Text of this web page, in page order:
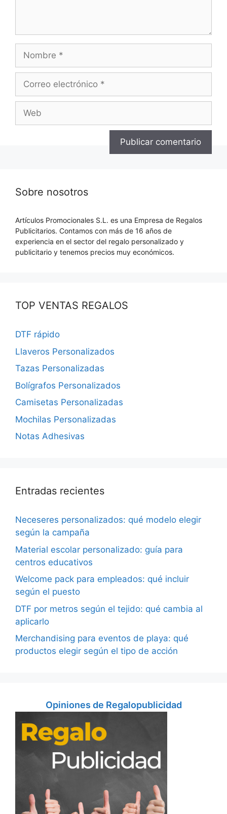
Nombre
Correo
Web
Sobre nosotros
Artículos Promocionales S.L. es una Empresa de Regalos
Publicitarios. Contamos con más de 16 años de
experiencia en el sector del regalo personalizado y
publicitario y tenemos precios muy económicos.
TOP VENTAS REGALOS
DTF rápido
Llaveros Personalizados
Tazas Personalizadas
Bolígrafos Personalizados
Camisetas Personalizadas
Mochilas Personalizadas
Notas Adhesivas
Entradas recientes
Neceseres personalizados: qué modelo elegir
según la campaña
Material escolar personalizado: guía para
centros educativos
Welcome pack para empleados: qué incluir
según el puesto
DTF por metros según el tejido: qué cambia al
aplicarlo
Merchandising para eventos de playa: qué
productos elegir según el tipo de acción
Opiniones de Regalopublicidad